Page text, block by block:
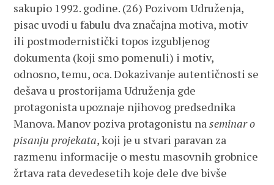
sakupio 1992. godine. (26) Pozivom Udruženja,
pisac uvodi u fabulu dva značajna motiva, motiv
ili postmodernistički topos izgubljenog
dokumenta (koji smo pomenuli) i motiv,
odnosno, temu, oca. Dokazivanje autentičnosti se
dešava u prostorijama Udruženja gde
protagonista upoznaje njihovog predsednika
Manova. Manov poziva protagonistu naseminar o
pisanju projekata, koji je u stvari paravan za
razmenu informacije o mestu masovnih grobnice
žrtava rata devedesetih koje dele dve bivše